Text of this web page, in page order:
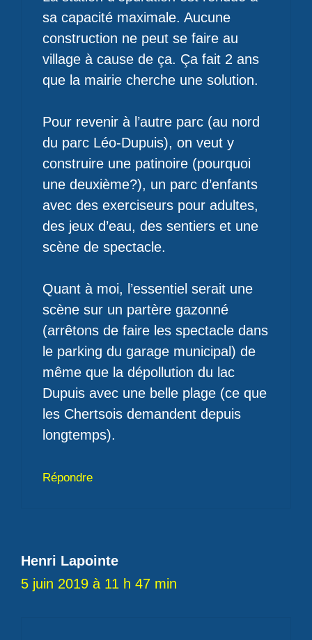
sa capacité maximale. Aucune
construction ne peut se faire au
village à cause de ça. Ça fait 2 ans
que la mairie cherche une solution.
Pour revenir à l’autre parc (au nord
du parc Léo-Dupuis), on veut y
construire une patinoire (pourquoi
une deuxième?), un parc d’enfants
avec des exerciseurs pour adultes,
des jeux d’eau, des sentiers et une
scène de spectacle.
Quant à moi, l’essentiel serait une
scène sur un partère gazonné
(arrêtons de faire les spectacle dans
le parking du garage municipal) de
même que la dépollution du lac
Dupuis avec une belle plage (ce que
les Chertsois demandent depuis
longtemps).
Répondre
Henri Lapointe
5 juin 2019 à 11 h 47 min